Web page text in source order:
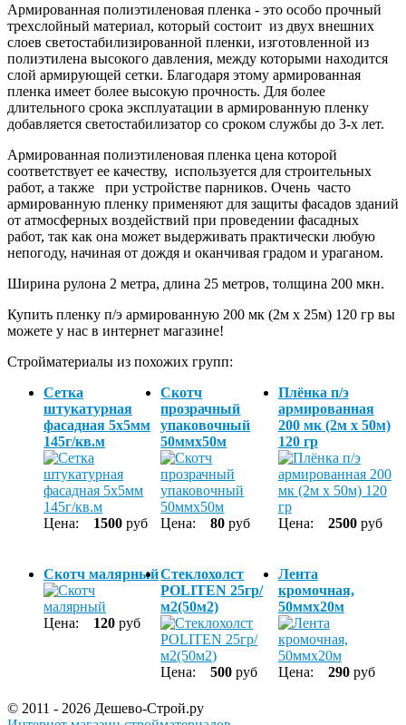
Армированная полиэтиленовая пленка - это особо прочный
трехслойный материал, который состоит из двух внешних
слоев светостабилизированной пленки, изготовленной из
полиэтилена высокого давления, между которыми находится
слой армирующей сетки. Благодаря этому армированная
пленка имеет более высокую прочность. Для более
длительного срока эксплуатации в армированную пленку
добавляется светостабилизатор со сроком службы до 3-х лет.
Армированная полиэтиленовая пленка цена которой
соответствует ее качеству, используется для строительных
работ, а также при устройстве парников. Очень часто
армированную пленку применяют для защиты фасадов зданий
от атмосферных воздействий при проведении фасадных
работ, так как она может выдерживать практически любую
непогоду, начиная от дождя и оканчивая градом и ураганом.
Ширина рулона 2 метра, длина 25 метров, толщина 200 мкн.
Купить пленку п/э армированную 200 мк (2м х 25м) 120 гр вы
можете у нас в интернет магазине!
Стройматериалы из похожих групп:
Сетка
штукатурная
фасадная 5х5мм
145г/кв.м
Цена: 1500 руб
Скотч
прозрачный
упаковочный
50ммх50м
Цена: 80 руб
Плёнка п/э
армированная
200 мк (2м х 50м)
120 гр
Цена: 2500руб
Скотч малярный
Цена: 120 руб
Стеклохолст
POLITEN 25гр/
м2(50м2)
Цена: 500 руб
Лента
кромочная,
50ммх20м
Цена: 290руб
© 2011 - 2026 Дешево-Строй.ру